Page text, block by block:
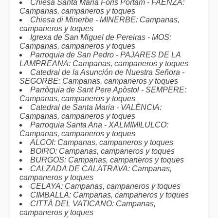
Chiesa Santa Maria Foris Portam - FAENZA:
Campanas, campaneros y toques
Chiesa di Minerbe - MINERBE: Campanas,
campaneros y toques
Igrexa de San Miguel de Pereiras - MOS:
Campanas, campaneros y toques
Parroquia de San Pedro - PAJARES DE LA
LAMPREANA: Campanas, campaneros y toques
Catedral de la Asunción de Nuestra Señora -
SEGORBE: Campanas, campaneros y toques
Parròquia de Sant Pere Apòstol - SEMPERE:
Campanas, campaneros y toques
Catedral de Santa Maria - VALÈNCIA:
Campanas, campaneros y toques
Parroquia Santa Ana - XALMIMILULCO:
Campanas, campaneros y toques
ALCOI: Campanas, campaneros y toques
BOIRO: Campanas, campaneros y toques
BURGOS: Campanas, campaneros y toques
CALZADA DE CALATRAVA: Campanas,
campaneros y toques
CELAYA: Campanas, campaneros y toques
CIMBALLA: Campanas, campaneros y toques
CITTÀ DEL VATICANO: Campanas,
campaneros y toques